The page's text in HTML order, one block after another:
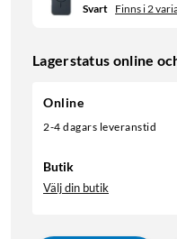
Svart Finns i 2
Lagerstatus online
Online
2-4 dagars leveranstid
Butik
Välj din butik